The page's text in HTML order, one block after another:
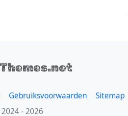
Gebruiksvoorwaarden
Sitemap
- 2026